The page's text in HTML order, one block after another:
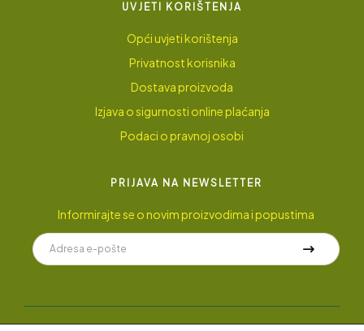
UVJETI KORIŠTENJA
Opći uvjeti korištenja
Privatnost korisnika
Dostava proizvoda
Izjava o sigurnosti online plaćanja
Podaci o pravnoj osobi
PRIJAVA NA NEWSLETTER
Informirajte se o novim proizvodima i popustima